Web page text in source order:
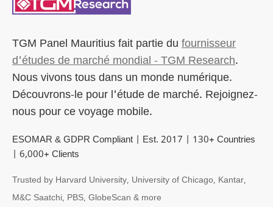
TGM Panel Mauritiusfait partie dufournisseur
d'études de marché mondial - TGM Research.
Nous vivons tous dans un monde numérique.
Découvrons-le pour l'étude de marché. Rejoignez-
nous pour ce voyage mobile.
ESOMAR & GDPR Compliant | Est. 2017 | 130+ Countries
| 6,000+ Clients
Trusted by Harvard University, University of Chicago, Kantar,
M&C Saatchi, PBS, GlobeScan & more